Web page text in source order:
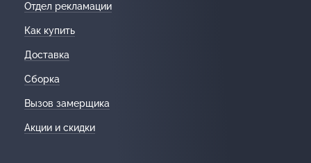
Отдел рекламации
Как купить
Доставка
Сборка
Вызов замерщика
Акции и скидки